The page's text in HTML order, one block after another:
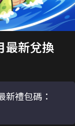
最新兌換
新禮包碼：